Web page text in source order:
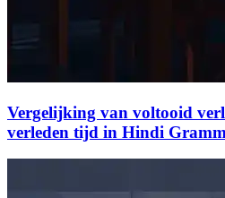
Vergelijking van voltooid
verleden tijd in Hindi